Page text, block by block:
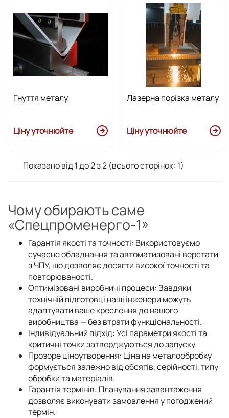
Гнуття металу
Ціну уточнюйте
Лазерна порізка металу
Ціну уточнюйте
Показано від 1 до 2 з 2 (всього сторінок: 1)
Чому обирають саме
«Спецпроменерго-1»
Гарантія якості та точності: Використовуємо
сучасне обладнання та автоматизовані верстати
з ЧПУ, що дозволяє досягти високої точності та
повторюваності.
Оптимізовані виробничі процеси: Завдяки
технічній підготовці наші інженери можуть
адаптувати ваше креслення до нашого
виробництва — без втрати функціональності.
Індивідуальний підхід: Усі параметри якості та
критичні точки затверджуються до запуску.
Прозоре ціноутворення: Ціна на металообробку
формується залежно від обсягів, серійності, типу
обробки та матеріалів.
Гарантія термінів: Планування завантаження
дозволяє виконувати замовлення у погоджений
термін.